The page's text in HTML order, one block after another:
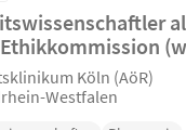
Köln (AöR)
Westfalen